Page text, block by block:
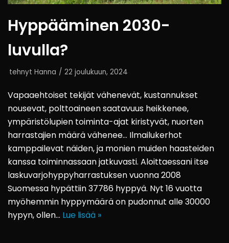
Hyppääminen 2030-
luvulla?
tehnyt Hanna 22 joulukuun, 2024
Vapaaehtoiset tekijät vähenevät, kustannukset
nousevat, polttoaineen saatavuus heikkenee,
ympäristölupien toiminta-ajat kiristyvät, nuorten
harrastajien määrä vähenee… Ilmailukerhot
kamppailevat näiden, ja monien muiden haasteiden
kanssa toiminnassaan jatkuvasti. Aloittaessani itse
laskuvarjohyppyharrastuksen vuonna 2008
Suomessa hypättiin 37786 hyppyä. Nyt 16 vuotta
myöhemmin hyppymäärä on pudonnut alle 30000
hypyn, ollen… Lue lisää »